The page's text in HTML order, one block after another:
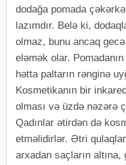
dodağa pomada
lazımdır. Belə ki,
olmaz, bunu ancaq
eləmək olar.
hətta paltarın rənginə
Kosmetikanın bir
olması və üzdə nəzərə
Qadınlar ətirdən də
etməlidirlər. Ətri
arxadan saçların